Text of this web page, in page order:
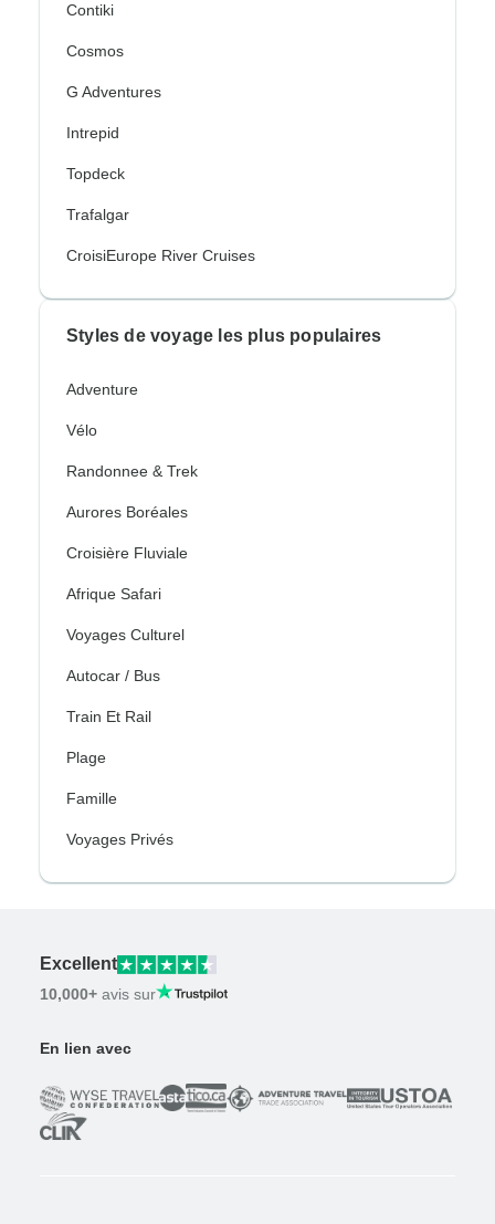
Contiki
Cosmos
G Adventures
Intrepid
Topdeck
Trafalgar
CroisiEurope River Cruises
Styles de voyage les plus populaires
Adventure
Vélo
Randonnee & Trek
Aurores Boréales
Croisière Fluviale
Afrique Safari
Voyages Culturel
Autocar / Bus
Train Et Rail
Plage
Famille
Voyages Privés
Excellent
10,000+ avis sur
En lien avec